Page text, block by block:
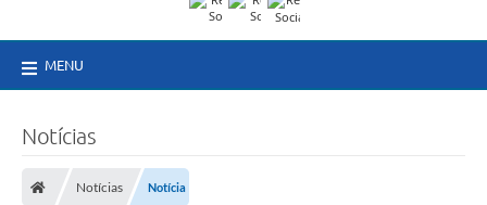
MENU
Notícias
Notícias Notícia